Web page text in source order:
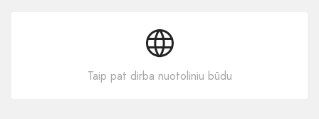
Taip pat dirba nuotoliniu būdu